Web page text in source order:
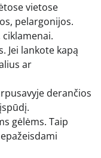
vietose
pelargonijos.
ciklamenai.
Jei lankote kapą
ar
derančios
gėlėms. Taip